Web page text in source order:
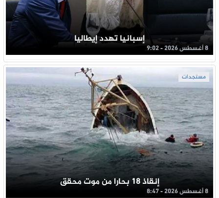
إسبانيا تهدد إيطاليا
8 أغسطس 2026 - 9:02
مستجدات
إنقاذ 18 بحارا من موت محقق
8 أغسطس 2026 - 8:47